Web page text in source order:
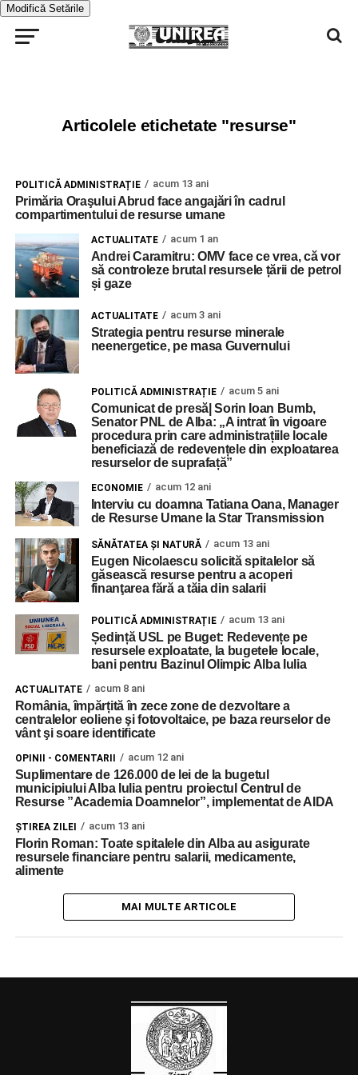
Modifică Setările
Articolele etichetate "resurse"
POLITICĂ ADMINISTRAȚIE acum 13 ani
Primăria Oraşului Abrud face angajări în cadrul
compartimentului de resurse umane
ACTUALITATE acum 1 an
Andrei Caramitru: OMV face ce vrea, că vor
să controleze brutal resursele țării de petrol
și gaze
ACTUALITATE acum 3 ani
Strategia pentru resurse minerale
neenergetice, pe masa Guvernului
POLITICĂ ADMINISTRAȚIE acum 5 ani
Comunicat de presă| Sorin Ioan Bumb,
Senator PNL de Alba: „A intrat în vigoare
procedura prin care administrațiile locale
beneficiază de redevențele din exploatarea
resurselor de suprafață”
ECONOMIE acum 12 ani
Interviu cu doamna Tatiana Oana, Manager
de Resurse Umane la Star Transmission
SĂNĂTATEA ȘI NATURĂ acum 13 ani
Eugen Nicolaescu solicită spitalelor să
găsească resurse pentru a acoperi
finanţarea fără a tăia din salarii
POLITICĂ ADMINISTRAȚIE acum 13 ani
Ședință USL pe Buget: Redevențe pe
resursele exploatate, la bugetele locale,
bani pentru Bazinul Olimpic Alba Iulia
ACTUALITATE acum 8 ani
România, împărțită în zece zone de dezvoltare a
centralelor eoliene şi fotovoltaice, pe baza reurselor de
vânt şi soare identificate
OPINII - COMENTARII acum 12 ani
Suplimentare de 126.000 de lei de la bugetul
municipiului Alba Iulia pentru proiectul Centrul de
Resurse ”Academia Doamnelor”, implementat de AIDA
ŞTIREA ZILEI acum 13 ani
Florin Roman: Toate spitalele din Alba au asigurate
resursele financiare pentru salarii, medicamente,
alimente
MAI MULTE ARTICOLE